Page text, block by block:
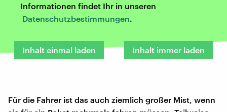
Informationen findet Ihr in unseren
Datenschutzbestimmungen.
Inhalt einmal laden Inhalt immer laden
Für die Fahrer ist das auch ziemlich großer Mist, wenn